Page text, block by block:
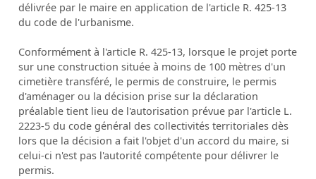
délivrée par le maire en application de l'article R. 425-13
du code de l'urbanisme.
Conformément à l'article R. 425-13, lorsque le projet porte
sur une construction située à moins de 100 mètres d'un
cimetière transféré, le permis de construire, le permis
d'aménager ou la décision prise sur la déclaration
préalable tient lieu de l'autorisation prévue par l'article L.
2223-5 du code général des collectivités territoriales dès
lors que la décision a fait l'objet d'un accord du maire, si
celui-ci n'est pas l'autorité compétente pour délivrer le
permis.